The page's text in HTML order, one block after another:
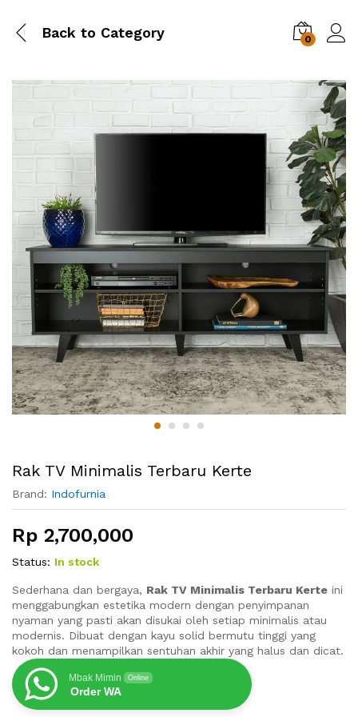
Back to Category 0
Rak TV Minimalis Terbaru Kerte
Brand: Indofurnia
Rp 2,700,000
Status: In stock
Sederhana dan bergaya, Rak TV Minimalis Terbaru Kerte ini
menggabungkan estetika modern dengan penyimpanan
nyaman yang pasti akan disukai oleh setiap minimalis atau
modernis. Dibuat dengan kayu solid bermutu tinggi yang
kokoh dan menampilkan sentuhan akhir yang halus dan dicat.
Mbak Mimin Online
Order WA